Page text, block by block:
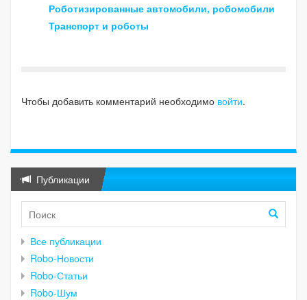
Роботизированные автомобили, робомобили
Транспорт и роботы
Чтобы добавить комментарий необходимо войти.
Публикации
Все публикации
Robo-Новости
Robo-Статьи
Robo-Шум